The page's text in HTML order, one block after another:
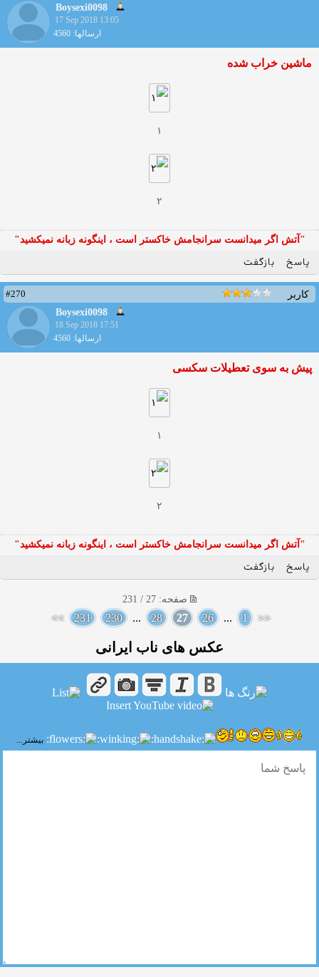
Boysexi0098
17 Sep 2018 13:05
ارسالها: 4560
ماشین خراب شده
۱
۲
"آتش اگر ميدانست سرانجامش خاكستر است ، اينگونه زبانه نميكشيد"
پاسخ بازگفت
کاربر
#270
Boysexi0098
18 Sep 2018 17:51
ارسالها: 4560
پیش به سوی تعطیلات سکسی
۱
۲
"آتش اگر ميدانست سرانجامش خاكستر است ، اينگونه زبانه نميكشيد"
پاسخ بازگفت
صفحه: 27 / 231
<<
1
...
26
27
28
...
230
231
>>
عکس های ناب ایرانی
بیشتر...